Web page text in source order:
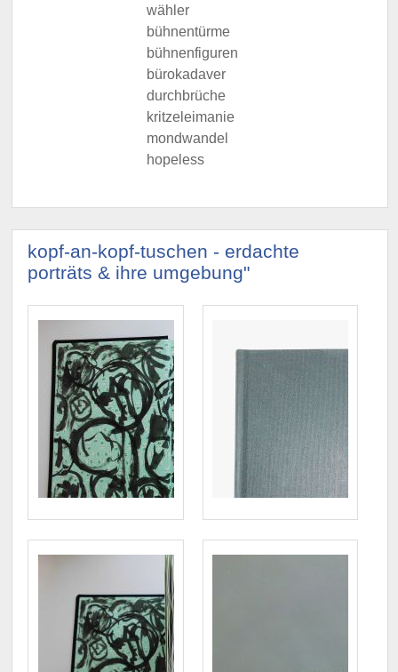
wähler
bühnentürme
bühnenfiguren
bürokadaver
durchbrüche
kritzeleimanie
mondwandel
hopeless
kopf-an-kopf-tuschen - erdachte
porträts & ihre umgebung"